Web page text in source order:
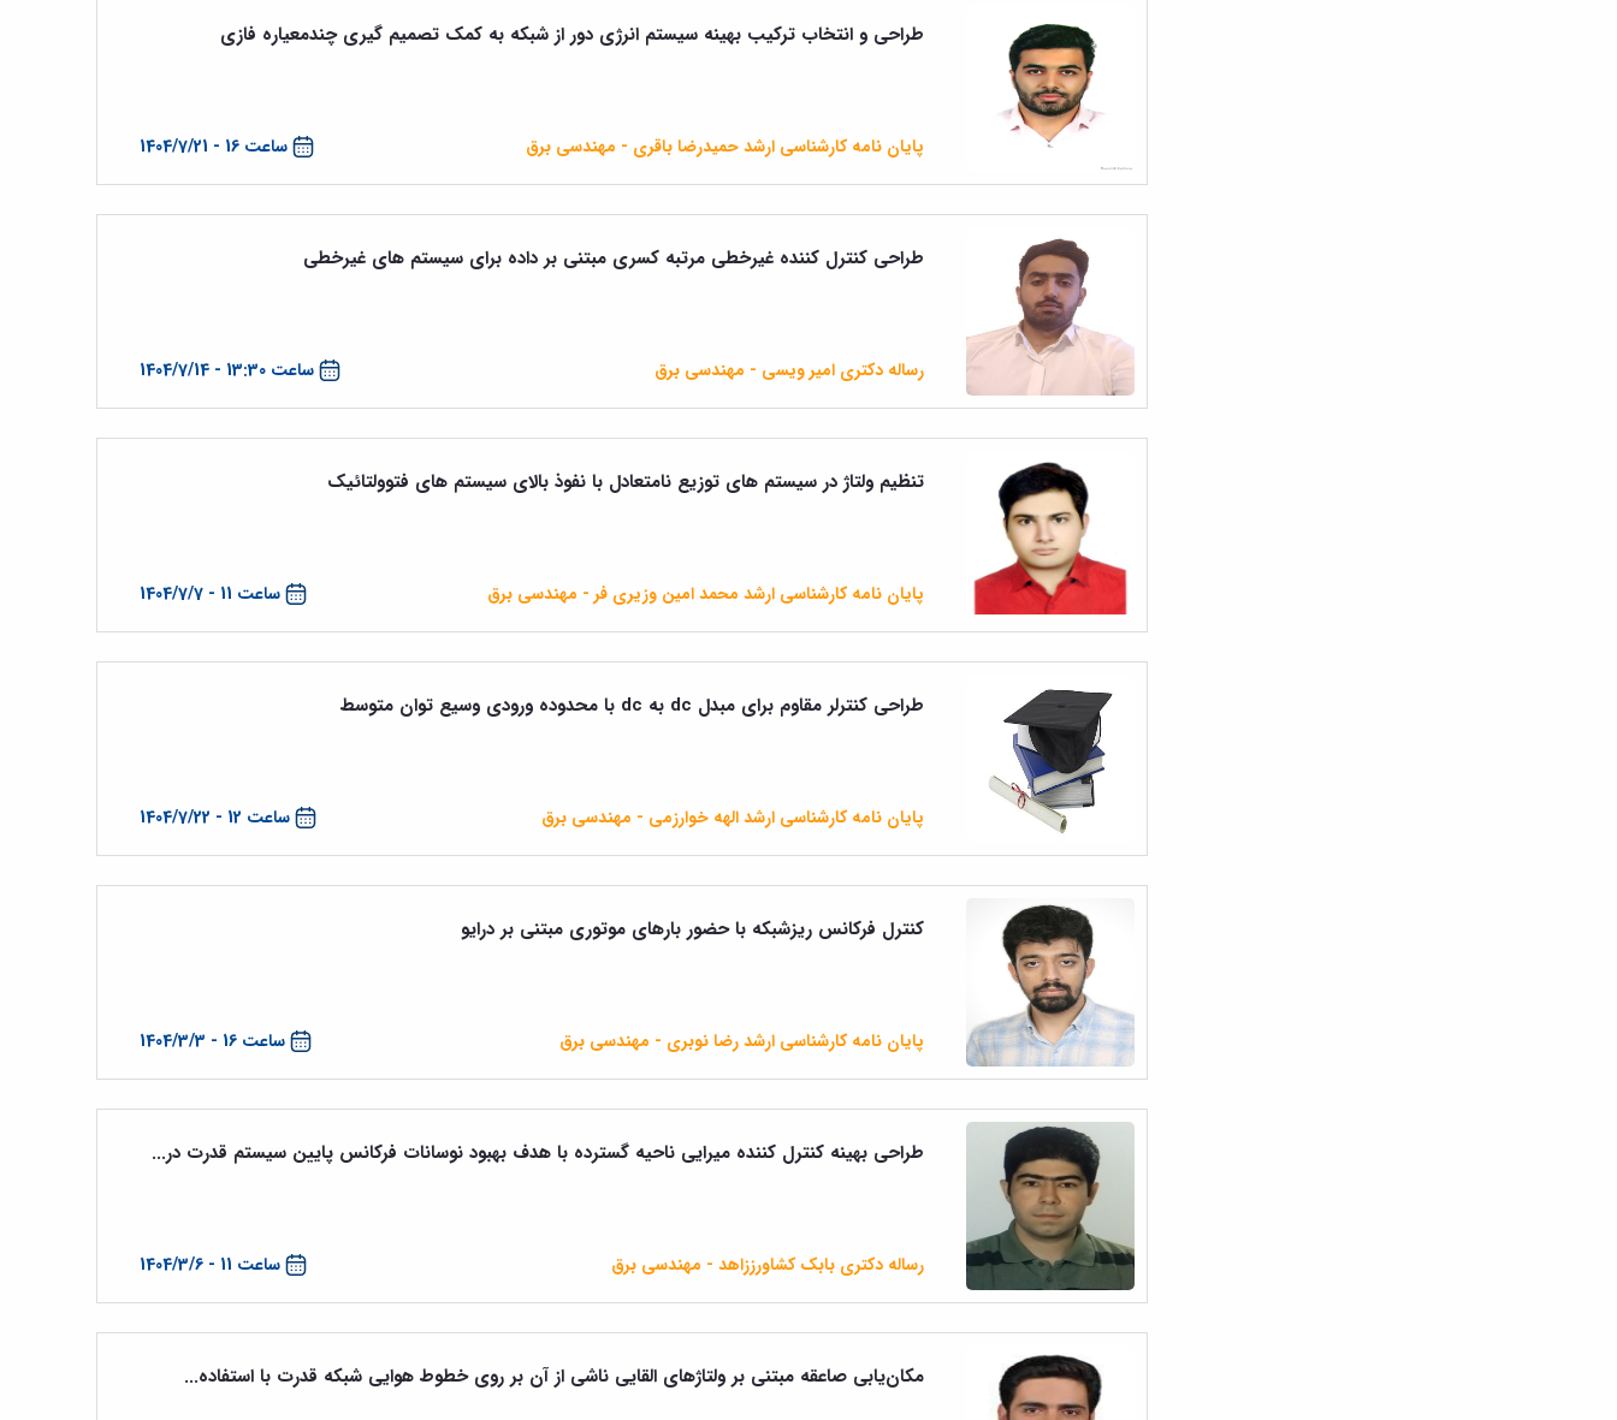
ساعت 16 - 1404/7/21
طراحی و انتخاب ترکیب بهینه سیستم انرژی دور از شبکه به کمک تصمیم گیری چندمعیاره فازی
پایان نامه کارشناسی ارشد حمیدرضا باقری - مهندسی برق
ساعت 13:30 - 1404/7/14
طراحی کنترل کننده غیرخطی مرتبه کسری مبتنی بر داده برای سیستم های غیرخطی
رساله دکتری امیر ویسی - مهندسی برق
ساعت 11 - 1404/7/7
تنظیم ولتاژ در سیستم های توزیع نامتعادل با نفوذ بالای سیستم های فتوولتائیک
پایان نامه کارشناسی ارشد محمد امین وزیری فر - مهندسی برق
ساعت 12 - 1404/7/22
طراحی کنترلر مقاوم برای مبدل dc به dc با محدوده ورودی وسیع توان متوسط
پایان نامه کارشناسی ارشد الهه خوارزمی - مهندسی برق
ساعت 16 - 1404/3/3
کنترل فرکانس ریزشبکه با حضور بارهای موتوری مبتنی بر درایو
پایان نامه کارشناسی ارشد رضا نوبری - مهندسی برق
ساعت 11 - 1404/3/6
طراحی بهینه کنترل کننده میرایی ناحیه گسترده با هدف بهبود نوسانات فرکانس پایین سیستم قدرت در...
رساله دکتری بابک کشاورززاهد - مهندسی برق
مکان‌یابی صاعقه مبتنی ‌بر ولتاژهای القایی ناشی از آن بر روی خطوط هوایی شبکه قدرت با استفاده...